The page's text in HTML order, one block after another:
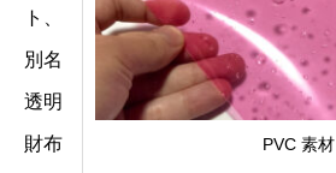
PVC 素材
ト、
別名
透明
財布